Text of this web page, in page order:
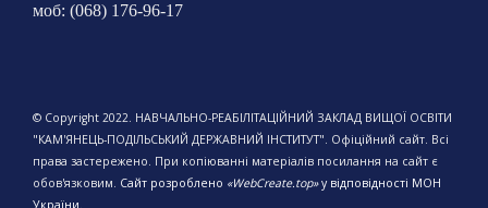
моб: (068) 176-96-17
© Copyright 2022. НАВЧАЛЬНО-РЕАБІЛІТАЦІЙНИЙ ЗАКЛАД ВИЩОЇ ОСВІТИ
"КАМ'ЯНЕЦЬ-ПОДІЛЬСЬКИЙ ДЕРЖАВНИЙ ІНСТИТУТ". Офіційний сайт. Всі
права застережено. При копіюванні матеріалів посилання на сайт є
обов'язковим. Сайт розроблено «WebCreate.top»у відповідності МОН
України.